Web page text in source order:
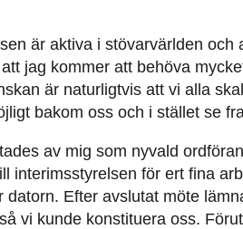
är aktiva i stövarvärlden
jag kommer att behöva
är naturligtvis att vi alla
bakom oss och i stället se
av mig som nyvald
interimsstyrelsen för ert fina
datorn. Efter avslutat möte
vi kunde konstituera oss.